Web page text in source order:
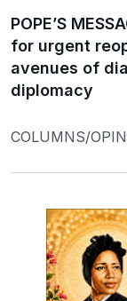
POPE’S
for urgent
avenues of
diplomacy
COLUMNS/